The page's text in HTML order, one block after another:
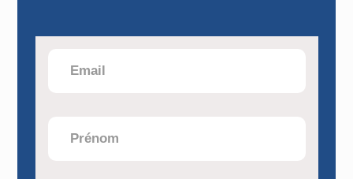
Article précédent